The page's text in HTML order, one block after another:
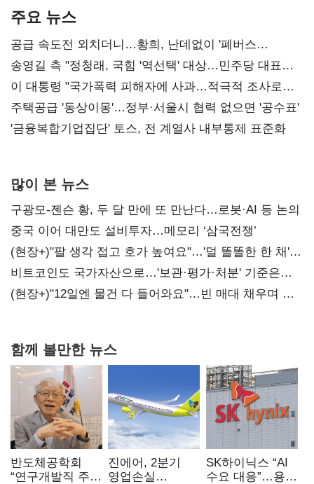
주요 뉴스
공급 속도전 외치더니…황희, 난데없이 '폐버스
리모델링' 제안
송영길 측 "정청래, 국힘 '역선택' 대상…민주당 대표로
총선 지휘 못해"
이 대통령 "국가폭력 피해자에 사과…적극적 조사로
진실 밝혀야"
주택공급 '동상이몽'…정부·서울시 협력 없으면 '공수표'
'금융복합기업집단' 토스, 전 계열사 내부통제 표준화
많이 본 뉴스
구광모-젠슨 황, 두 달 만에 또 만난다…로봇·AI 등 논의
중국 이어 대만도 설비투자…메모리 ‘삼국전쟁’
(현장+)"팔 생각 접고 호가 높여요"…'덜 똘똘한 한 채'
20억 키맞추기
비트코인도 국가자산으로…'보관·평가·처분' 기준은
숙제
(현장+)"12일엔 물건 다 들어와요"…빈 매대 채우며 문
함께 볼만한 뉴스
반도체공학회
“연구개발직 주
진에어, 2분기
영업손실
SK하이닉스 “AI
수요 대응”…용인